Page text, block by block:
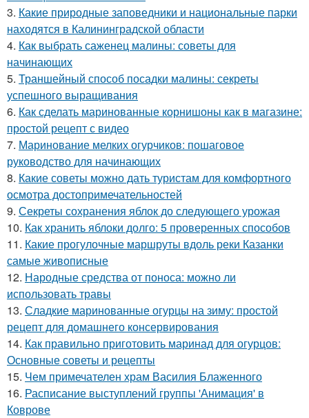
3. Какие природные заповедники и национальные парки
находятся в Калининградской области
4. Как выбрать саженец малины: советы для
начинающих
5. Траншейный способ посадки малины: секреты
успешного выращивания
6. Как сделать маринованные корнишоны как в магазине:
простой рецепт с видео
7. Маринование мелких огурчиков: пошаговое
руководство для начинающих
8. Какие советы можно дать туристам для комфортного
осмотра достопримечательностей
9. Секреты сохранения яблок до следующего урожая
10. Как хранить яблоки долго: 5 проверенных способов
11. Какие прогулочные маршруты вдоль реки Казанки
самые живописные
12. Народные средства от поноса: можно ли
использовать травы
13. Сладкие маринованные огурцы на зиму: простой
рецепт для домашнего консервирования
14. Как правильно приготовить маринад для огурцов:
Основные советы и рецепты
15. Чем примечателен храм Василия Блаженного
16. Расписание выступлений группы 'Анимация' в
Коврове